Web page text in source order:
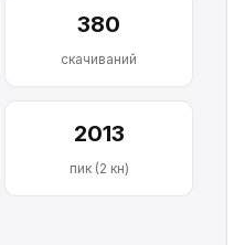
380
скачиваний
2013
пик (2 кн)